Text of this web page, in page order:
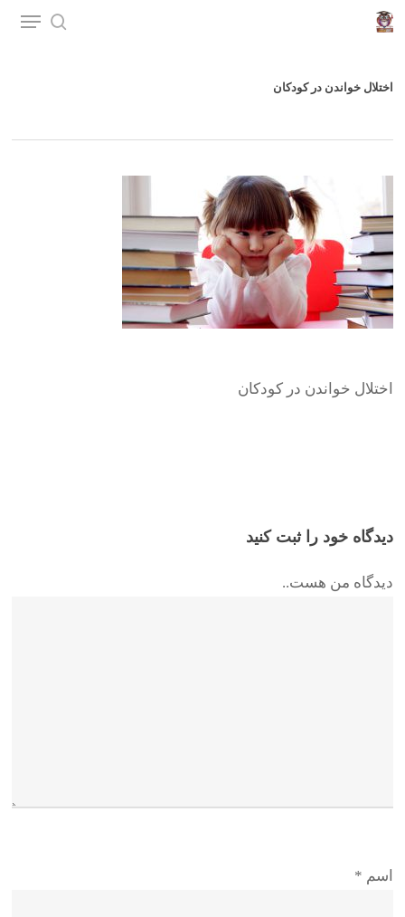
اختلال خواندن در کودکان
اختلال خواندن در کودکان
دیدگاه خود را ثبت کنید
دیدگاه من هست..
اسم *